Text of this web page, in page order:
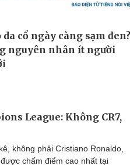
League: Không CR7,
không phải Cristiano Ronaldo,
chấm điểm cao nhất tại